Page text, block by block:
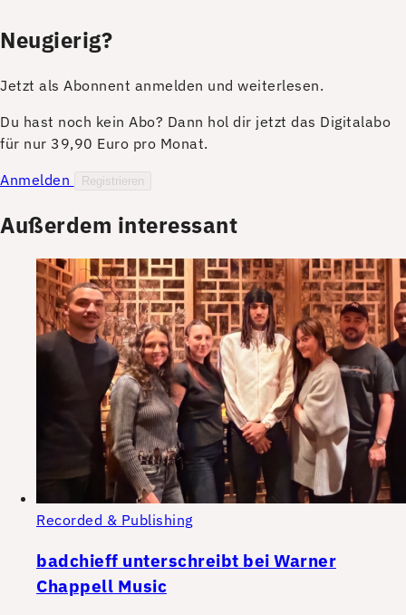
Neugierig?
Jetzt als Abonnent anmelden und weiterlesen.
Du hast noch kein Abo? Dann hol dir jetzt das Digitalabo
für nur 39,90 Euro pro Monat.
Anmelden
Registrieren
Außerdem interessant
Recorded & Publishing
badchieff unterschreibt bei Warner
Chappell Music